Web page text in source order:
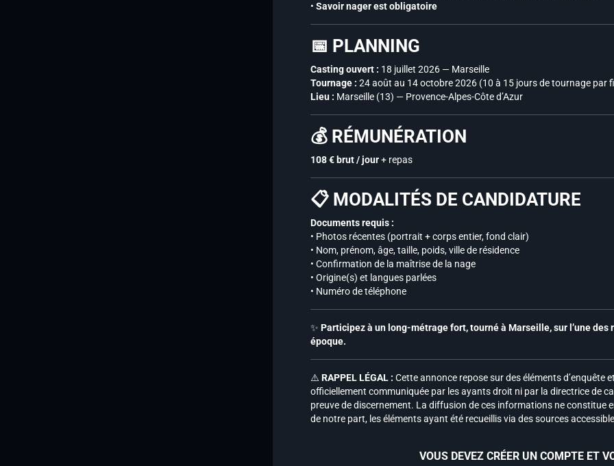
• Savoir nager est obligatoire
📅 PLANNING
Casting ouvert : 18 juillet 2026 — Marseille
Tournage : 24 août au 14 octobre 2026 (10 à 15 jours de tournage par
Lieu : Marseille (13) — Provence-Alpes-Côte d’Azur
💰 RÉMUNÉRATION
108 € brut / jour+ repas
📋 MODALITÉS DE CANDIDATURE
Documents requis :
• Photos récentes (portrait + corps entier, fond clair)
• Nom, prénom, âge, taille, poids, ville de résidence
• Confirmation de la maîtrise de la nage
• Origine(s) et langues parlées
• Numéro de téléphone
✨ Participez à un long-métrage fort, tourné à Marseille, sur l’une
époque.
⚠️ RAPPEL LÉGAL : Cette annonce repose sur des éléments d’enquête
officiellement communiquée par les ayants droit ni par la directrice de
preuve de discernement. La diffusion de ces informations ne constitue
de notre part, les éléments ayant été recueillis via des sources
VOUS DEVEZ CRÉER UN COMPTE ET